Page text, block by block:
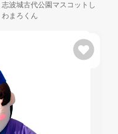
志波城古代公園マスコットし
わまろくん